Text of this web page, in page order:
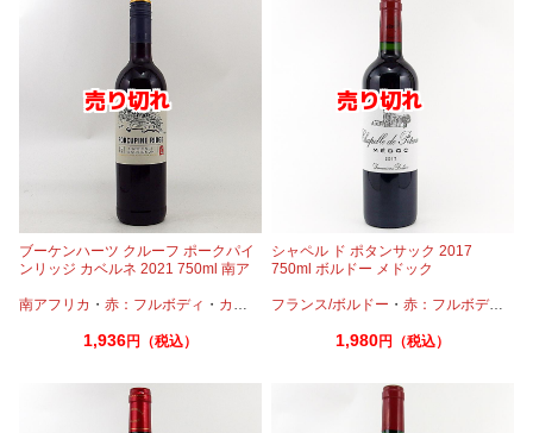
ブーケンハーツ クルーフ ポークパイ
ンリッジ カベルネ 2021 750ml 南ア
南アフリカ ・ 赤：フルボディ ・ カベルネ ・カベルネフラン
1,936円（税込）
シャペル ド ポタンサック 2017
750ml ボルドー メドック
フランス/ボルドー ・赤：フルボディ
1,980円（税込）